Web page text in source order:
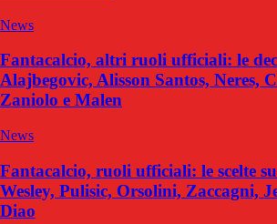
News
Fantacalcio, altri ruoli ufficiali: le
Alajbegovic, Alisson Santos, Neres,
Zaniolo e Malen
News
Fantacalcio, ruoli ufficiali: le scelte
Wesley, Pulisic, Orsolini, Zaccagni,
Diao